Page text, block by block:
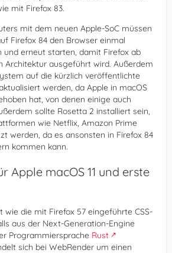
mit Firefox 83.
mit dem neuen Apple-SoC müssen
Firefox 84 den Browser einmal
und erneut starten, damit Firefox ab
Architektur ausgeführt wird. Außerdem
auf die kürzlich veröffentlichte
aktualisiert werden, da Apple in macOS
hat, von denen einige auch
sollte Rosetta 2 installiert sein,
wie Netflix, Amazon Prime
werden, da es ansonsten in Firefox 84
kommen kann.
Apple macOS 11 und erste
wie die mit Firefox 57 eingeführte CSS-
aus der Next-Generation-Engine
Programmiersprache Rust
sich bei WebRender um einen